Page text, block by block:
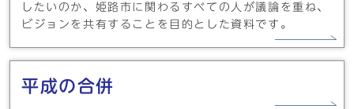
したいのか、姫路市に関わるすべての人が議論を重ね、
ビジョンを共有することを目的とした資料です。
平成の合併